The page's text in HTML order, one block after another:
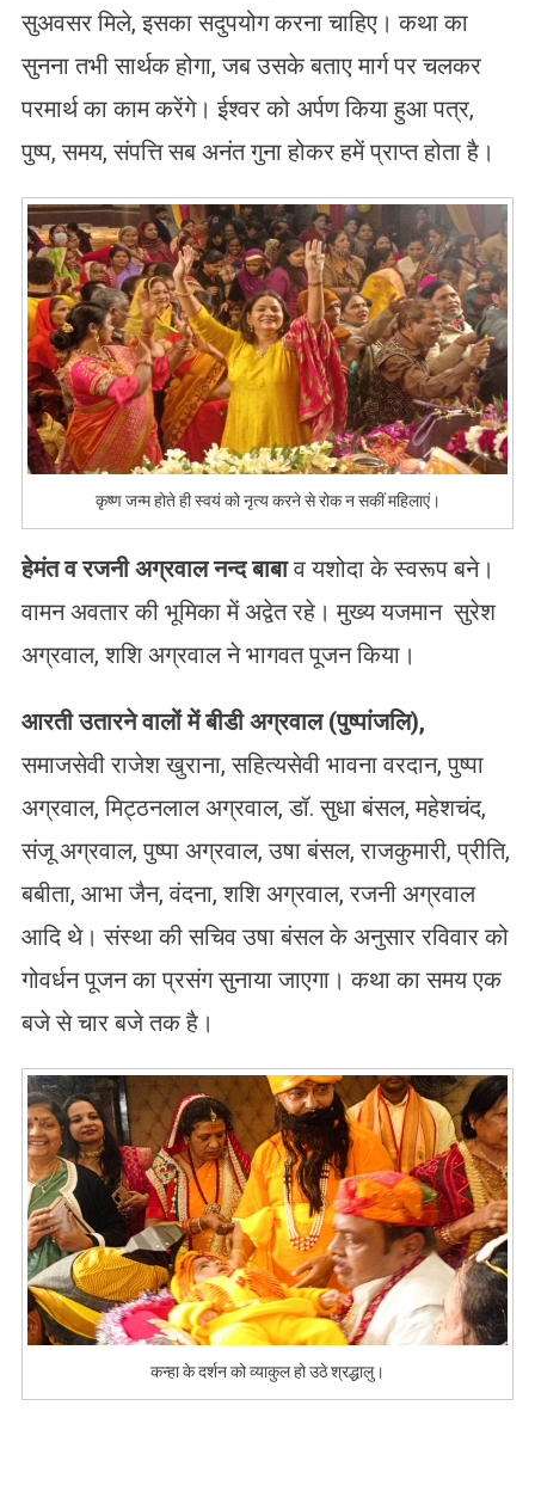
सुअवसर मिले, इसका सदुपयोग करना चाहिए। कथा का
सुनना तभी सार्थक होगा, जब उसके बताए मार्ग पर चलकर
परमार्थ का काम करेंगे। ईश्वर को अर्पण किया हुआ पत्र,
पुष्प, समय, संपत्ति सब अनंत गुना होकर हमें प्राप्त होता है।
कृष्ण जन्म होते ही स्वयं को नृत्य करने से रोक न सकीं महिलाएं।
हेमंत व रजनी अग्रवाल नन्द बाबाव यशोदा के स्वरूप बने।
वामन अवतार की भूमिका में अद्वेत रहे। मुख्य यजमान सुरेश
अग्रवाल, शशि अग्रवाल ने भागवत पूजन किया।
आरती उतारने वालों में बीडी अग्रवाल (पुष्पांजलि),
समाजसेवी राजेश खुराना, सहित्यसेवी भावना वरदान, पुष्पा
अग्रवाल, मिट्ठनलाल अग्रवाल, डॉ. सुधा बंसल, महेशचंद,
संजू अग्रवाल, पुष्पा अग्रवाल, उषा बंसल, राजकुमारी, प्रीति,
बबीता, आभा जैन, वंदना, शशि अग्रवाल, रजनी अग्रवाल
आदि थे। संस्था की सचिव उषा बंसल के अनुसार रविवार को
गोवर्धन पूजन का प्रसंग सुनाया जाएगा। कथा का समय एक
बजे से चार बजे तक है।
कन्हा के दर्शन को व्याकुल हो उठे श्रद्धालु।